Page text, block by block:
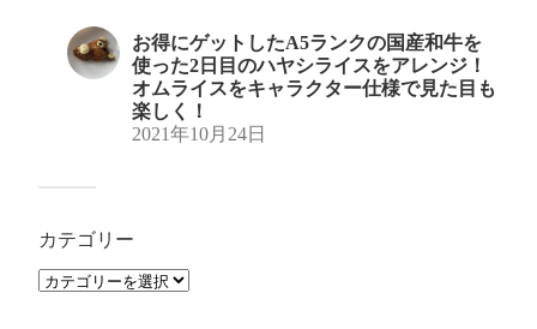
お得にゲットしたA5ランクの国産和牛を
使った2日目のハヤシライスをアレンジ！
オムライスをキャラクター仕様で見た目も
楽しく！
2021年10月24日
カテゴリー